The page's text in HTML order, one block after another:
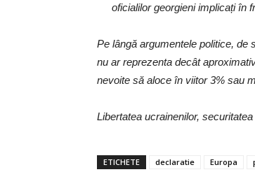
oficialilor georgieni implicați în
Pe lângă argumentele politice, de
nu ar reprezenta decât
nevoite să aloce în viitor 3% sau
Libertatea ucrainenilor,
ETICHETE declaratie Europa